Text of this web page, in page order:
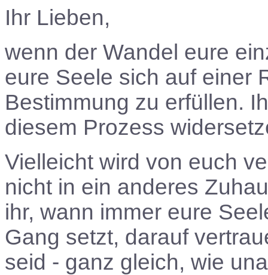
Ihr Lieben,
wenn der Wandel eure
eure Seele sich auf einer
Bestimmung zu erfüllen.
diesem Prozess
Vielleicht wird von euch
nicht in ein anderes
ihr, wann immer eure
Gang setzt, darauf
seid - ganz gleich, wie